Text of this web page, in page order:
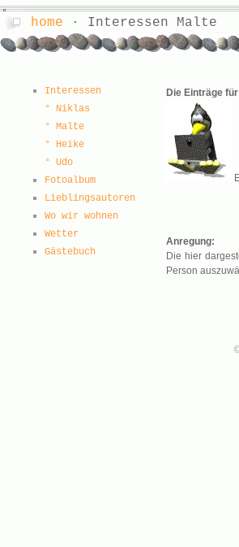
home · Interessen Malte
Interessen
° Niklas
° Malte
° Heike
° Udo
Fotoalbum
Lieblingsautoren
Wo wir wohnen
Wetter
Gästebuch
Die Einträge
Anregung:
Die hier
Person